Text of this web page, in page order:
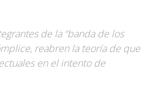
de la “banda de los
reabren la teoría de que
en el intento de